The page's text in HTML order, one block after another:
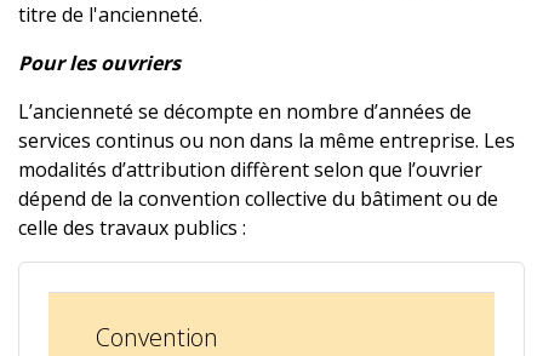
titre de l'ancienneté.
Pour les ouvriers
L’ancienneté se décompte en nombre d’années de
services continus ou non dans la même entreprise. Les
modalités d’attribution diffèrent selon que l’ouvrier
dépend de la convention collective du bâtiment ou de
celle des travaux publics :
Convention